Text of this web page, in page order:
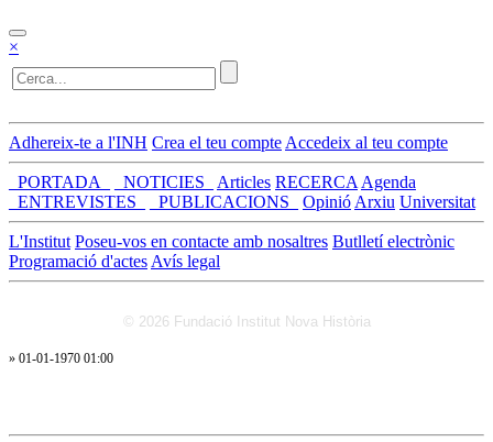
×
Adhereix-te a l'INH Crea el teu compte Accedeix al teu compte
_PORTADA_ _NOTICIES_ Articles RECERCA Agenda
_ENTREVISTES_
_PUBLICACIONS_ Opinió Arxiu Universitat
L'Institut Poseu-vos en contacte amb nosaltres Butlletí electrònic
Programació d'actes Avís legal
© 2026 Fundació Institut Nova Història
» 01-01-1970 01:00